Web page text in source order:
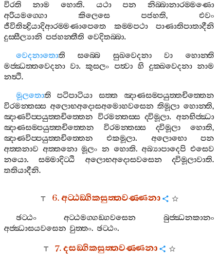
විරති
නාම හොති. යථා පන
නිබ‍්බානාරම‍්මණො
අරියමග‍්ගො
කිලෙසෙ පජහති, එවං
ජීවිතින්‍ද්‍රියාදිආරම‍්මණාපෙතෙ
කම‍්මපථා
පාණාතිපාතාදීනි
දුස‍්සීල්‍යානි පජහන‍්තීති වෙදිතබ‍්බා.
වෙදනාතොති සබ‍්බෙ සුඛවෙදනා වා
හොන‍්ති
මජ‍්ඣත‍්තවෙදනා වා.කුසලං පත්‍වා හි දුක‍්ඛවෙදනා නාම
නත්‍ථි.
මූලතොති පටිපාටියා සත‍්ත
ඤාණසම‍්පයුත‍්තචිත‍්තෙන
විරමන‍්තස‍්ස අලොභඅදොසඅමොහවසෙන තිමූලා හොන‍්ති,
ඤාණවිප‍්පයුත‍්තචිත‍්තෙන විරමන‍්තස‍්ස ද‍්විමූලා.අනභිජ‍්ඣා
ඤාණසම‍්පයුත‍්තචිත‍්තෙන
විරමන‍්තස‍්ස ද‍්විමූලා හොති,
ඤාණවිප‍්පයුත‍්තචිත‍්තෙන
එකමූලා. අලොභො
පන
අත‍්තනාව අත‍්තනො මූලං න හොති.අබ්‍යාපාදෙපි එසෙව
නයො.සම‍්මාදිට‍්ඨි අලොභඅදොසවසෙන ද‍්විමූලාවාති.
තතියාදීනි.
6.අට‍්ඨඞ‍්ගිකසුත‍්තවණ‍්ණනා
ඡට‍්ඨං අට‍්ඨමග‍්ගඞ‍්ගවසෙන
බුජ‍්ඣනකානං
අජ‍්ඣාසයවසෙන වුත‍්තං. ඡට‍්ඨං.
7.දසඞ‍්ගිකසුත‍්තවණ‍්ණනා